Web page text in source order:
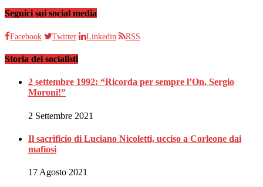
Seguici sui social media
Facebook Twitter Linkedin RSS
Storia dei socialisti
2 settembre 1992: “Ricorda per sempre l’On. Sergio
Moroni!”
2 Settembre 2021
Il sacrificio di Luciano Nicoletti, ucciso a Corleone dai
mafiosi
17 Agosto 2021